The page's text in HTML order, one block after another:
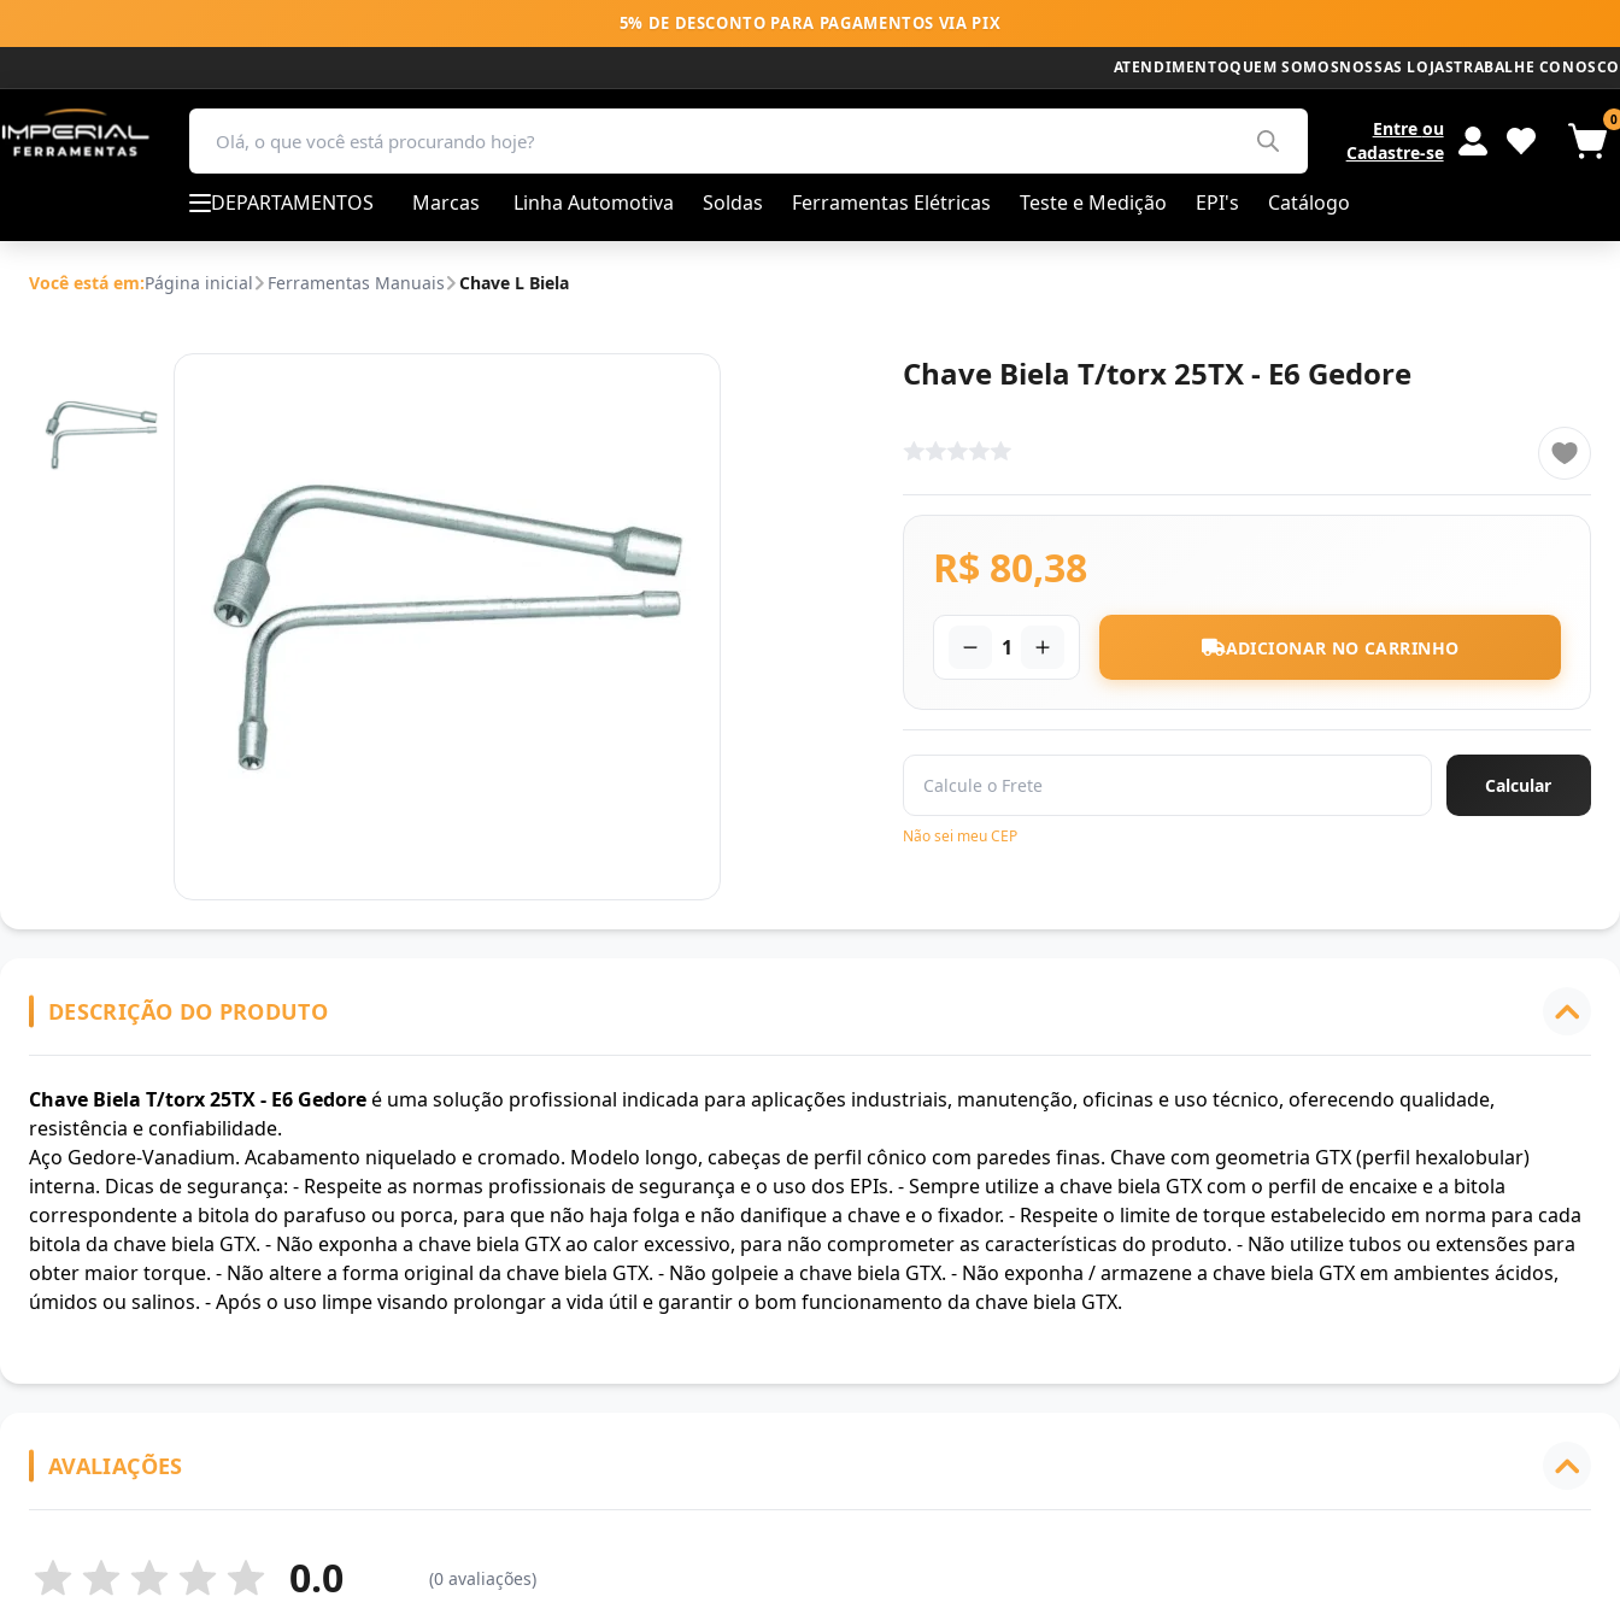
5% DE DESCONTO PARA PAGAMENTOS VIA PIX
ATENDIMENTOQUEM SOMOSNOSSAS LOJASTRABALHE CONOSCO
DEPARTAMENTOS Marcas Linha Automotiva Soldas Ferramentas Elétricas Teste e Medição EPI's Catálogo
Entre ou
Cadastre-se
0
Você está em:Página inicial Ferramentas Manuais Chave L Biela
Chave Biela T/torx 25TX - E6 Gedore
R$ 80,38
1 ADICIONAR NO CARRINHO
Não sei meu CEP
DESCRIÇÃO DO PRODUTO
Chave Biela T/torx 25TX - E6 Gedoreé uma solução profissional indicada para aplicações industriais, manutenção, oficinas e uso técnico, oferecendo qualidade,
resistência e confiabilidade.
Aço Gedore-Vanadium. Acabamento niquelado e cromado. Modelo longo, cabeças de perfil cônico com paredes finas. Chave com geometria GTX (perfil hexalobular)
interna. Dicas de segurança: - Respeite as normas profissionais de segurança e o uso dos EPIs. - Sempre utilize a chave biela GTX com o perfil de encaixe e a bitola
correspondente a bitola do parafuso ou porca, para que não haja folga e não danifique a chave e o fixador. - Respeite o limite de torque estabelecido em norma para cada
bitola da chave biela GTX. - Não exponha a chave biela GTX ao calor excessivo, para não comprometer as características do produto. - Não utilize tubos ou extensões para
obter maior torque. - Não altere a forma original da chave biela GTX. - Não golpeie a chave biela GTX. - Não exponha / armazene a chave biela GTX em ambientes ácidos,
úmidos ou salinos. - Após o uso limpe visando prolongar a vida útil e garantir o bom funcionamento da chave biela GTX.
AVALIAÇÕES
0.0 (0 avaliações)